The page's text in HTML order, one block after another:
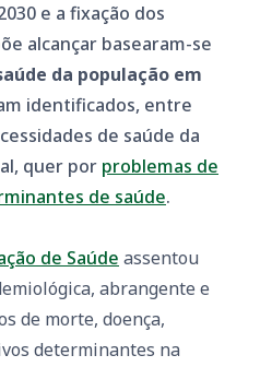
e a fixação dos
alcançar basearam-se
da população em
identificados, entre
de saúde da
quer por problemas de
de saúde.
de Saúde assentou
abrangente e
de morte, doença,
determinantes na